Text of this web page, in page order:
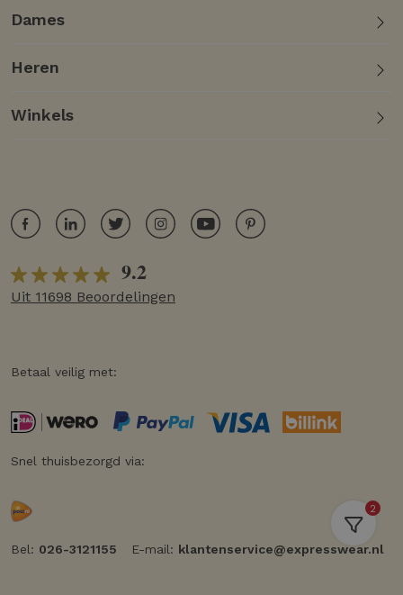
2
Dames
Heren
Winkels
9.2
Uit 11698 Beoordelingen
Betaal veilig met:
Snel thuisbezorgd via:
Bel: 026-3121155 E-mail: klantenservice@expresswear.nl